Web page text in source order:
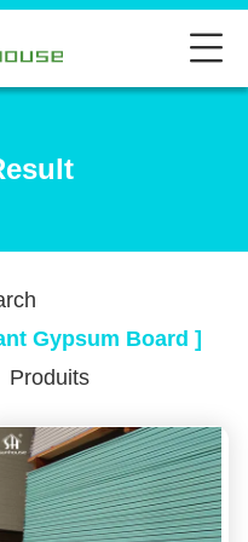
Gypsum Board ]
Produits